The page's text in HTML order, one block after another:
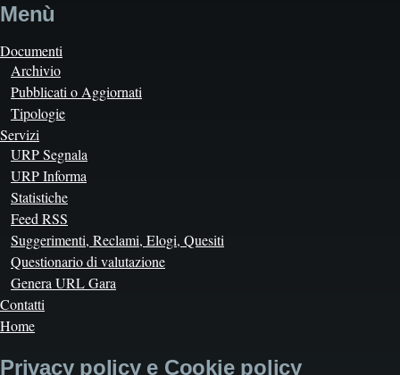
Menù
Documenti
Archivio
Pubblicati o Aggiornati
Tipologie
Servizi
URP Segnala
URP Informa
Statistiche
Feed RSS
Suggerimenti, Reclami, Elogi, Quesiti
Questionario di valutazione
Genera URL Gara
Contatti
Home
Privacy policy e Cookie policy